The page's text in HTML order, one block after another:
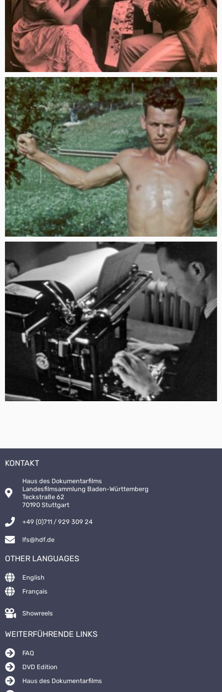
KONTAKT
Haus des Dokumentarfilms
Landesfilmsammlung Baden-Württemberg
Teckstraße 62
70190 Stuttgart
+49 (0)711 / 929 309 24
lfs@hdf.de
OTHER LANGUAGES
English
Français
Showreels
WEITERFÜHRENDE LINKS
FAQ
DVD Edition
Haus des Dokumentarfilms